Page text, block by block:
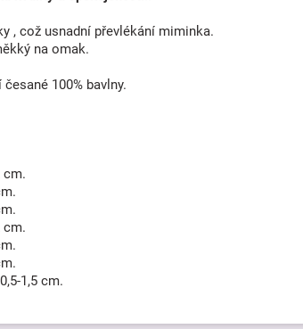
, což usnadní převlékání miminka.
na omak.
100% bavlny.
cm.
cm.
1,5 cm.